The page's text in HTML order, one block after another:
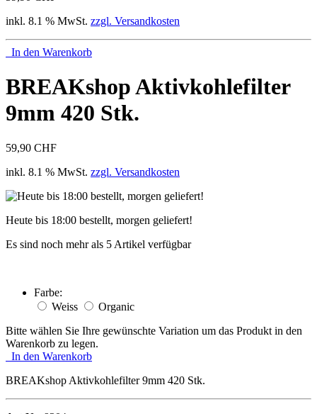
inkl. 8.1 % MwSt. zzgl. Versandkosten
In den Warenkorb
BREAKshop Aktivkohlefilter
9mm 420 Stk.
59,90 CHF
inkl. 8.1 % MwSt. zzgl. Versandkosten
Heute bis 18:00 bestellt, morgen geliefert!
Es sind noch mehr als 5 Artikel verfügbar
Farbe:
Weiss
Organic
Bitte wählen Sie Ihre gewünschte Variation um das Produkt in den
Warenkorb zu legen.
In den Warenkorb
BREAKshop Aktivkohlefilter 9mm 420 Stk.